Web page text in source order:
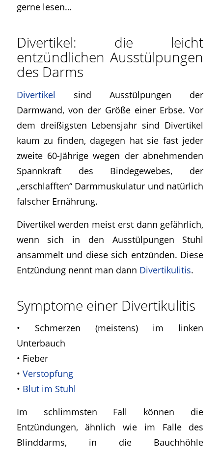
gerne lesen…
Divertikel: die leicht
entzündlichen Ausstülpungen
des Darms
Divertikel sind Ausstülpungen der
Darmwand, von der Größe einer Erbse. Vor
dem dreißigsten Lebensjahr sind Divertikel
kaum zu finden, dagegen hat sie fast jeder
zweite 60-Jährige wegen der abnehmenden
Spannkraft des Bindegewebes, der
„erschlafften“ Darmmuskulatur und natürlich
falscher Ernährung.
Divertikel werden meist erst dann gefährlich,
wenn sich in den Ausstülpungen Stuhl
ansammelt und diese sich entzünden. Diese
Entzündung nennt man dann Divertikulitis.
Symptome einer Divertikulitis
• Schmerzen (meistens) im linken
Unterbauch
• Fieber
• Verstopfung
• Blut im Stuhl
Im schlimmsten Fall können die
Entzündungen, ähnlich wie im Falle des
Blinddarms, in die Bauchhöhle